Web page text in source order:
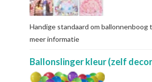
Handige standaard om ballonnenboog
meer informatie
Ballonslinger kleur (zelf